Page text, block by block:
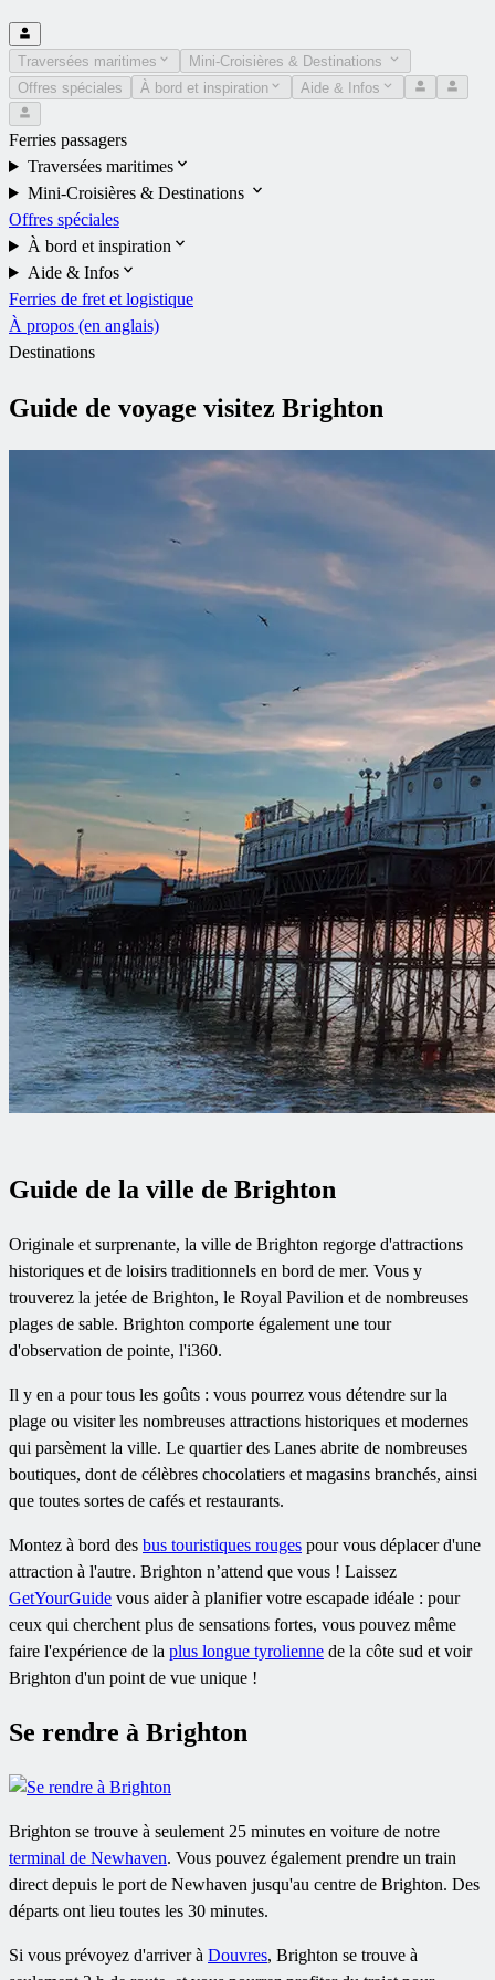
Traversées maritimes
Mini-Croisières & Destinations
Offres spéciales
À bord et inspiration Aide & Infos
Ferries passagers
Traversées maritimes
Mini-Croisières & Destinations
Offres spéciales
À bord et inspiration
Aide & Infos
Ferries de fret et logistique
À propos (en anglais)
Destinations
Guide de voyage visitez Brighton
Guide de la ville de Brighton
Originale et surprenante, la ville de Brighton regorge d'attractions
historiques et de loisirs traditionnels en bord de mer. Vous y
trouverez la jetée de Brighton, le Royal Pavilion et de nombreuses
plages de sable. Brighton comporte également une tour
d'observation de pointe, l'i360.
Il y en a pour tous les goûts : vous pourrez vous détendre sur la
plage ou visiter les nombreuses attractions historiques et modernes
qui parsèment la ville. Le quartier des Lanes abrite de nombreuses
boutiques, dont de célèbres chocolatiers et magasins branchés, ainsi
que toutes sortes de cafés et restaurants.
Montez à bord des bus touristiques rouges pour vous déplacer d'une
attraction à l'autre. Brighton n’attend que vous ! Laissez
GetYourGuide vous aider à planifier votre escapade idéale : pour
ceux qui cherchent plus de sensations fortes, vous pouvez même
faire l'expérience de la plus longue tyrolienne de la côte sud et voir
Brighton d'un point de vue unique !
Se rendre à Brighton
Brighton se trouve à seulement 25 minutes en voiture de notre
terminal de Newhaven. Vous pouvez également prendre un train
direct depuis le port de Newhaven jusqu'au centre de Brighton. Des
départs ont lieu toutes les 30 minutes.
Si vous prévoyez d'arriver à Douvres, Brighton se trouve à